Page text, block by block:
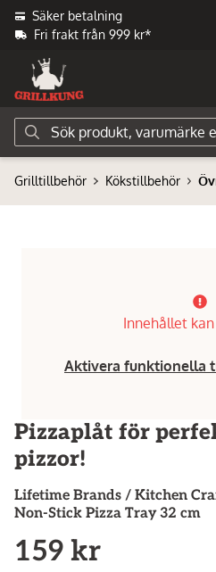
Säker betalning
Fri frakt från 999 kr*
Grilltillbehör Kökstillbehör
Innehållet
Aktivera funktionella
Pizzaplåt för
pizzor!
Lifetime Brands / Kitchen
Non-Stick Pizza Tray 32 cm
159 kr